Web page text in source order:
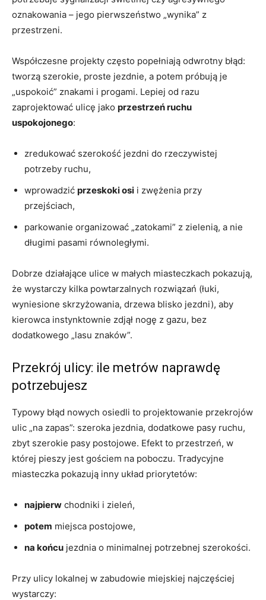
oznakowania – jego pierwszeństwo „wynika” z
przestrzeni.
Współczesne projekty często popełniają odwrotny błąd:
tworzą szerokie, proste jezdnie, a potem próbują je
„uspokoić” znakami i progami. Lepiej od razu
zaprojektować ulicę jako przestrzeń ruchu
uspokojonego:
zredukować szerokość jezdni do rzeczywistej
potrzeby ruchu,
wprowadzić przeskoki osi i zwężenia przy
przejściach,
parkowanie organizować „zatokami” z zielenią, a nie
długimi pasami równoległymi.
Dobrze działające ulice w małych miasteczkach pokazują,
że wystarczy kilka powtarzalnych rozwiązań (łuki,
wyniesione skrzyżowania, drzewa blisko jezdni), aby
kierowca instynktownie zdjął nogę z gazu, bez
dodatkowego „lasu znaków”.
Przekrój ulicy: ile metrów naprawdę
potrzebujesz
Typowy błąd nowych osiedli to projektowanie przekrojów
ulic „na zapas”: szeroka jezdnia, dodatkowe pasy ruchu,
zbyt szerokie pasy postojowe. Efekt to przestrzeń, w
której pieszy jest gościem na poboczu. Tradycyjne
miasteczka pokazują inny układ priorytetów:
najpierw chodniki i zieleń,
potem miejsca postojowe,
na końcu jezdnia o minimalnej potrzebnej szerokości.
Przy ulicy lokalnej w zabudowie miejskiej najczęściej
wystarczy: